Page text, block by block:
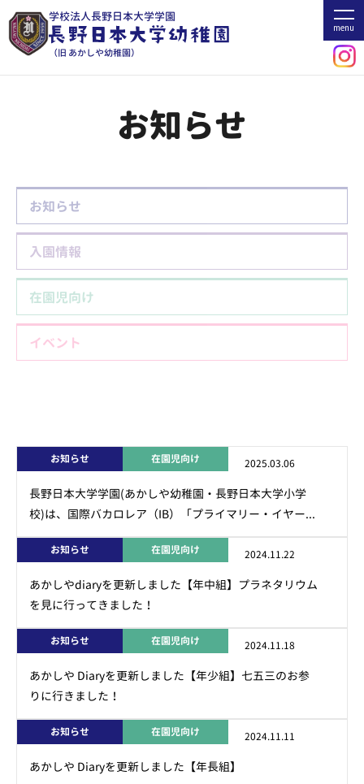
学校法人長野日本大学学園
（旧 あかしや幼稚園）
menu
ホーム お知らせ 在園児向け
お知らせ
お知らせ
入園情報
在園児向け
イベント
お知らせ 在園児向け 2025.03.06
長野日本大学学園(あかしや幼稚園・長野日本大学小学
校)は、国際バカロレア（IB）「プライマリー・イヤー...
お知らせ 在園児向け 2024.11.22
あかしやdiaryを更新しました【年中組】プラネタリウム
を見に行ってきました！
お知らせ 在園児向け 2024.11.18
あかしや Diaryを更新しました【年少組】七五三のお参
りに行きました！
お知らせ 在園児向け 2024.11.11
あかしや Diaryを更新しました【年長組】